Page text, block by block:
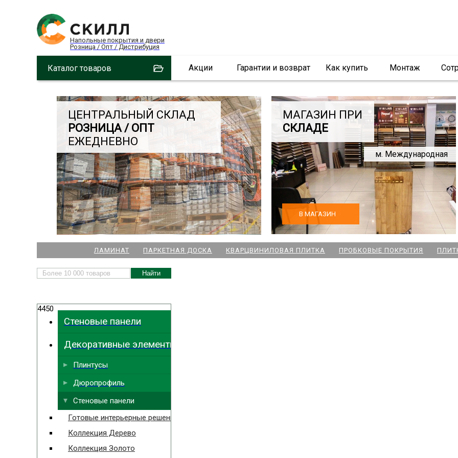
Напольные покрытия и двери
Розница / Опт / Дистрибуция
Каталог товаров Акции Гарантии и возврат Как купить Монтаж
ЦЕНТРАЛЬНЫЙ СКЛАД
РОЗНИЦА / ОПТ
ЕЖЕДНЕВНО
МАГАЗИН ПРИ
СКЛАДЕ
м. Международная
В МАГАЗИН
НАШИ МАГАЗИНЫ
Выбрать
ЛАМИНАТ ПАРКЕТНАЯ ДОСКА КВАРЦВИНИЛОВАЯ ПЛИТКА ПРОБКОВЫЕ ПОКРЫТИЯ
4450
Стеновые панели
Декоративные элементы
Плинтусы
Дюропрофиль
Стеновые панели
Готовые интерьерные решения
Коллекция Дерево
Коллекция Золото